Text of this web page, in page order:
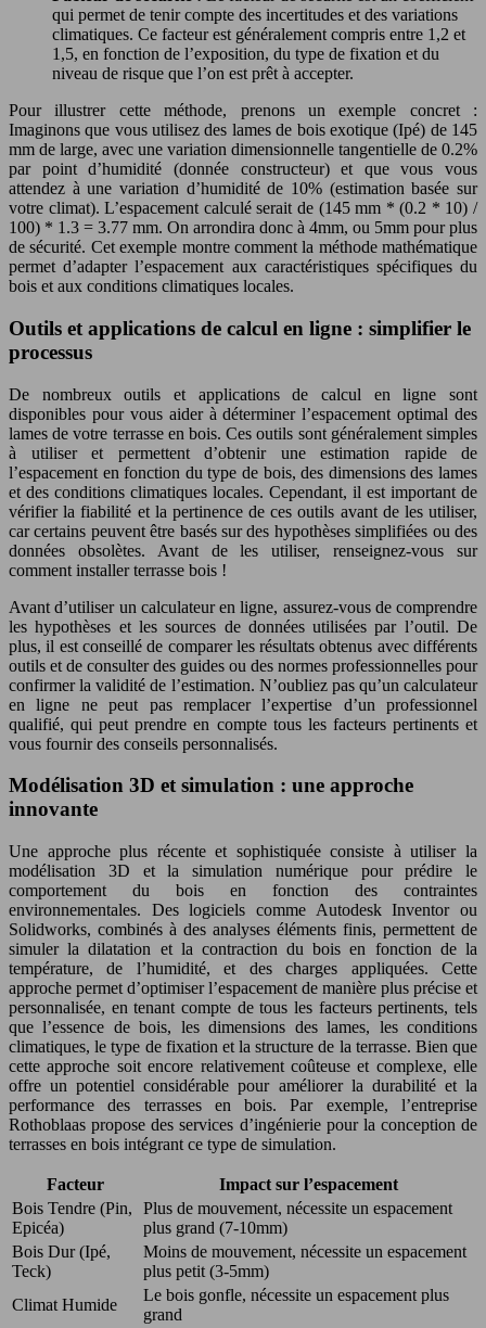
qui permet de tenir compte des incertitudes et des variations
climatiques. Ce facteur est généralement compris entre 1,2 et
1,5, en fonction de l’exposition, du type de fixation et du
niveau de risque que l’on est prêt à accepter.
Pour illustrer cette méthode, prenons un exemple concret :
Imaginons que vous utilisez des lames de bois exotique (Ipé) de 145
mm de large, avec une variation dimensionnelle tangentielle de 0.2%
par point d’humidité (donnée constructeur) et que vous vous
attendez à une variation d’humidité de 10% (estimation basée sur
votre climat). L’espacement calculé serait de (145 mm * (0.2 * 10) /
100) * 1.3 = 3.77 mm. On arrondira donc à 4mm, ou 5mm pour plus
de sécurité. Cet exemple montre comment la méthode mathématique
permet d’adapter l’espacement aux caractéristiques spécifiques du
bois et aux conditions climatiques locales.
Outils et applications de calcul en ligne : simplifier le
processus
De nombreux outils et applications de calcul en ligne sont
disponibles pour vous aider à déterminer l’espacement optimal des
lames de votre terrasse en bois. Ces outils sont généralement simples
à utiliser et permettent d’obtenir une estimation rapide de
l’espacement en fonction du type de bois, des dimensions des lames
et des conditions climatiques locales. Cependant, il est important de
vérifier la fiabilité et la pertinence de ces outils avant de les utiliser,
car certains peuvent être basés sur des hypothèses simplifiées ou des
données obsolètes. Avant de les utiliser, renseignez-vous sur
comment installer terrasse bois !
Avant d’utiliser un calculateur en ligne, assurez-vous de comprendre
les hypothèses et les sources de données utilisées par l’outil. De
plus, il est conseillé de comparer les résultats obtenus avec différents
outils et de consulter des guides ou des normes professionnelles pour
confirmer la validité de l’estimation. N’oubliez pas qu’un calculateur
en ligne ne peut pas remplacer l’expertise d’un professionnel
qualifié, qui peut prendre en compte tous les facteurs pertinents et
vous fournir des conseils personnalisés.
Modélisation 3D et simulation : une approche
innovante
Une approche plus récente et sophistiquée consiste à utiliser la
modélisation 3D et la simulation numérique pour prédire le
comportement du bois en fonction des contraintes
environnementales. Des logiciels comme Autodesk Inventor ou
Solidworks, combinés à des analyses éléments finis, permettent de
simuler la dilatation et la contraction du bois en fonction de la
température, de l’humidité, et des charges appliquées. Cette
approche permet d’optimiser l’espacement de manière plus précise et
personnalisée, en tenant compte de tous les facteurs pertinents, tels
que l’essence de bois, les dimensions des lames, les conditions
climatiques, le type de fixation et la structure de la terrasse. Bien que
cette approche soit encore relativement coûteuse et complexe, elle
offre un potentiel considérable pour améliorer la durabilité et la
performance des terrasses en bois. Par exemple, l’entreprise
Rothoblaas propose des services d’ingénierie pour la conception de
terrasses en bois intégrant ce type de simulation.
Facteur
Impact sur l’espacement
Bois Tendre (Pin,
Epicéa)
Plus de mouvement, nécessite un espacement
plus grand (7-10mm)
Bois Dur (Ipé,
Teck)
Moins de mouvement, nécessite un espacement
plus petit (3-5mm)
Climat Humide
Le bois gonfle, nécessite un espacement plus
grand